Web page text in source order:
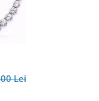
Lei